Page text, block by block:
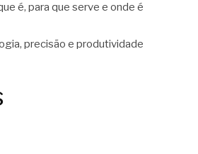
é, para que serve e onde é
precisão e produtividade